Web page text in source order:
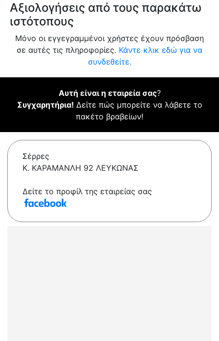
Αξιολογήσεις από τους παρακάτω
ιστότοπους
Μόνο οι εγγεγραμμένοι χρήστες έχουν πρόσβαση
σε αυτές τις πληροφορίες. Κάντε κλικ εδώ για να
συνδεθείτε.
Αυτή είναι η εταιρεία σας?
Συγχαρητήρια! Δείτε πώς μπορείτε να λάβετε το
πακέτο βραβείων!
Σέρρες
Κ. ΚΑΡΑΜΑΝΛΗ 92 ΛΕΥΚΩΝΑΣ
Δείτε το προφίλ της εταιρείας σας